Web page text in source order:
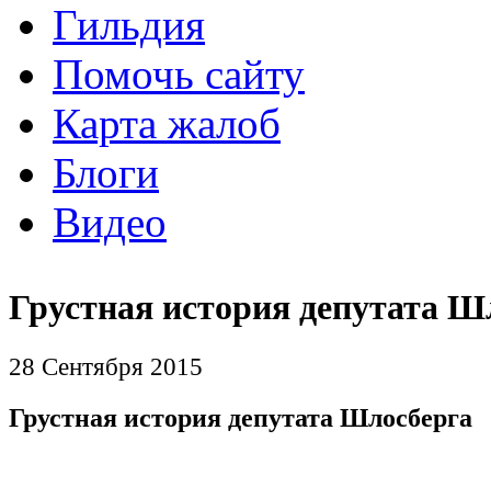
Гильдия
Помочь сайту
Карта жалоб
Блоги
Видео
Грустная история депутата
28 Сентября 2015
Грустная история депутата Шлосберга